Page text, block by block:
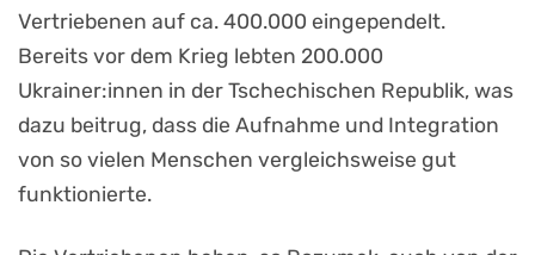
Vertriebenen auf ca. 400.000 eingependelt.
Bereits vor dem Krieg lebten 200.000
Ukrainer:innen in der Tschechischen Republik, was
dazu beitrug, dass die Aufnahme und Integration
von so vielen Menschen vergleichsweise gut
funktionierte.